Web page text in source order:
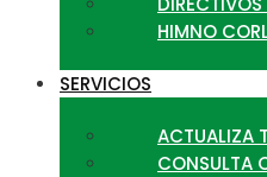
HIMNO
SERVICIOS
ACTUALIZA
CONSULTA